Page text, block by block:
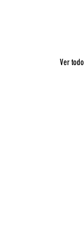
Ver todo